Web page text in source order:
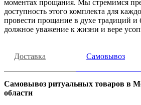
моментах прощания. Мы стремимся
доступность этого комплекта для
провести прощание в духе традиций и
должное уважение к жизни и вере
Доставка Самовывоз
Самовывоз ритуальных товаров в
области